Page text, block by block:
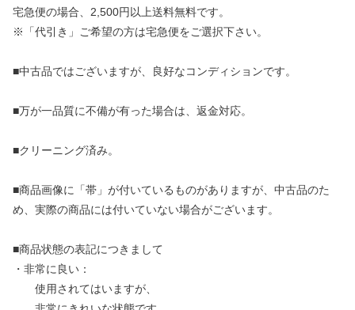
宅急便の場合、2,500円以上送料無料です。
※「代引き」ご希望の方は宅急便をご選択下さい。
■中古品ではございますが、良好なコンディションです。
■万が一品質に不備が有った場合は、返金対応。
■クリーニング済み。
■商品画像に「帯」が付いているものがありますが、中古品のた
め、実際の商品には付いていない場合がございます。
■商品状態の表記につきまして
・非常に良い：
使用されてはいますが、